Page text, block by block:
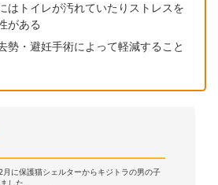
はトイレが汚れていたりストレスを
がある
勢・避妊手術によって軽減すること
月に保護猫シェルターからキジトラの男の子
した。